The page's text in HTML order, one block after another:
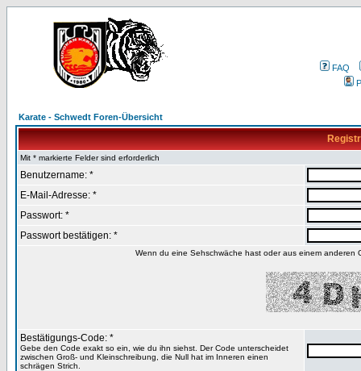
FAQ
Karate - Schwedt Foren-Übersicht
Mit * markierte Felder sind erforderlich
Benutzername: *
E-Mail-Adresse: *
Passwort: *
Passwort bestätigen: *
Wenn du eine Sehschwäche hast oder aus einem
Bestätigungs-Code: *
Gebe den Code exakt so ein, wie du ihn siehst. Der Code unterscheidet
zwischen Groß- und Kleinschreibung, die Null hat im Inneren einen
schrägen Strich.